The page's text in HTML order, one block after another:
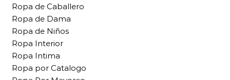
Ropa de Caballero
Ropa de Dama
Ropa de Niños
Ropa Interior
Ropa Intima
Ropa por Catalogo